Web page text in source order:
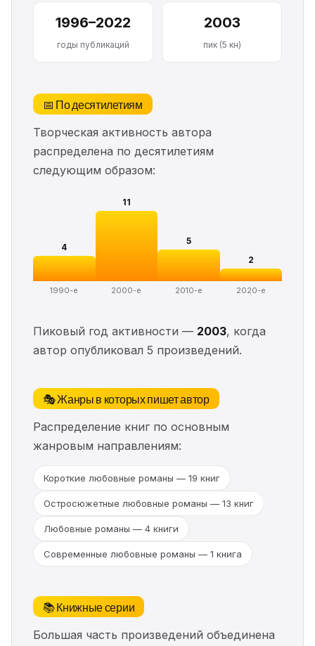
1996–2022
годы публикаций
2003
пик (5 кн)
📅 По десятилетиям
Творческая активность автора
распределена по десятилетиям
следующим образом:
4
1990-е
11
2000-е
5
2010-е
2
2020-е
Пиковый год активности — 2003, когда
автор опубликовал 5 произведений.
🎭 Жанры в которых пишет автор
Распределение книг по основным
жанровым направлениям:
Короткие любовные романы — 19 книг
Остросюжетные любовные романы — 13 книг
Любовные романы — 4 книги
Современные любовные романы — 1 книга
📚 Книжные серии
Большая часть произведений объединена